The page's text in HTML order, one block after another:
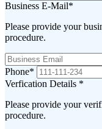
Business E-Mail*
Please provide your
procedure.
Phone*
Verfication Details *
Please provide your
procedure.